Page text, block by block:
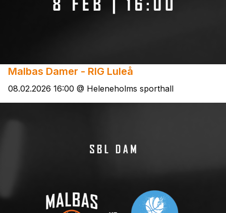
Malbas Damer - RIG Luleå
08.02.2026 16:00 @ Heleneholms sporthall